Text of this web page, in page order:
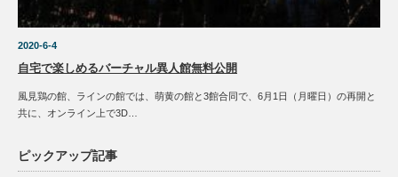
2020-6-4
自宅で楽しめるバーチャル異人館無料公開
風見鶏の館、ラインの館では、萌黄の館と3館合同で、6月1日（月曜日）の再開と
共に、オンライン上で3D…
ピックアップ記事